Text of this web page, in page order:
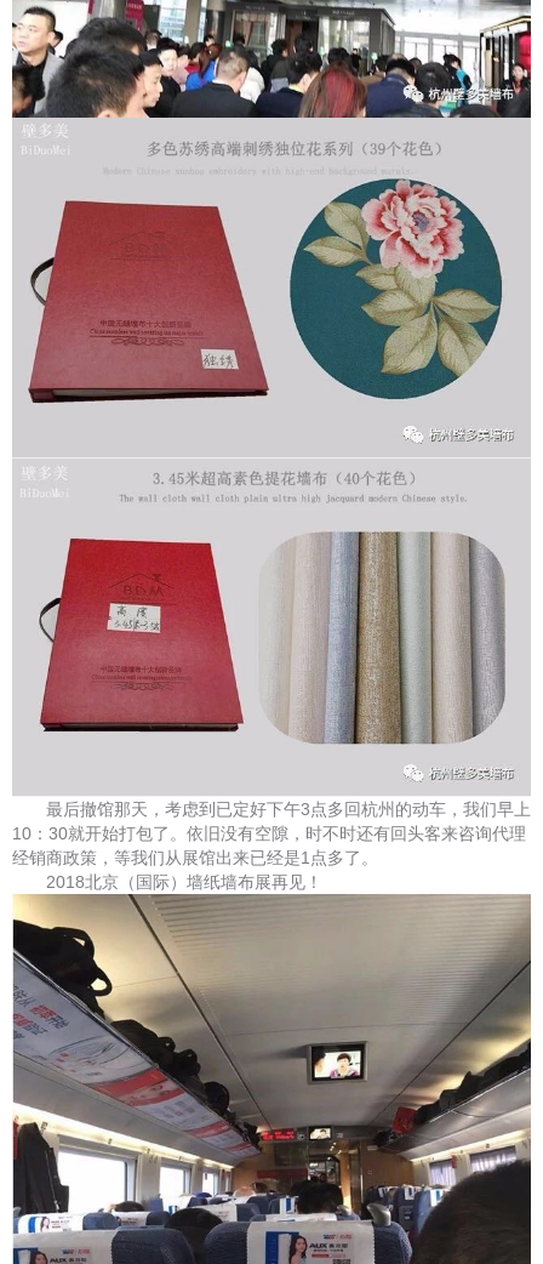
最后撤馆那天，考虑到已定好下午3点多回杭州的动车，我们早上
10：30就开始打包了。依旧没有空隙，时不时还有回头客来咨询代理
经销商政策，等我们从展馆出来已经是1点多了。
2018北京（国际）墙纸墙布展再见！